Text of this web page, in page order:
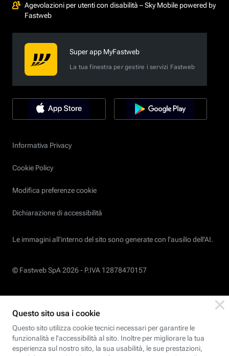
Agevolazioni per utenti con disabilità – Sky Mobile powered by
Fastweb
Super app MyFastweb
La tua finestra per gestire i servizi Fastweb
Informativa Privacy
Cookie Policy
Modifica preferenze cookie
Dichiarazione di accessibilità
Le immagini all’interno del sito sono generate con l'ausilio dell'AI.
© Fastweb SpA 2026 - P.IVA 12878470157